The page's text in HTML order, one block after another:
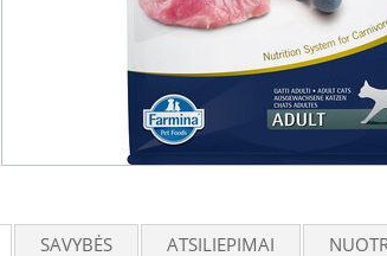
SAVYBĖS ATSILIEPIMAI